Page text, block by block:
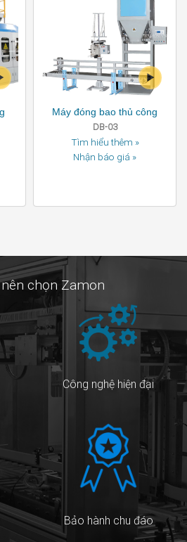
Máy đóng bao thủ công
DB-03
Tìm hiểu thêm »
Nhận báo giá »
chọn Zamon
Công nghệ hiện đại
Bảo hành chu đáo